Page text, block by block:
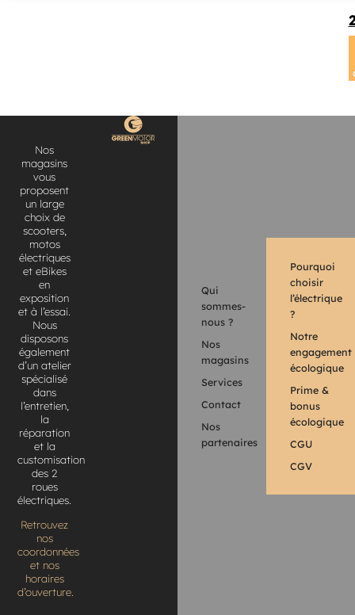
Nos
magasins
vous
proposent
un large
choix de
scooters,
motos
électriques
et eBikes
en
exposition
et à l’essai.
Nous
disposons
également
d’un atelier
spécialisé
dans
l’entretien,
la
réparation
et la
customisation
des 2
roues
électriques.
Retrouvez
nos
coordonnées
et nos
horaires
d’ouverture.
Qui
sommes-
nous ?
Nos
magasins
Services
Contact
Nos
partenaires
Pourquoi
choisir
l’électrique
?
Notre
engagement
écologique
Prime &
bonus
écologique
CGU
CGV